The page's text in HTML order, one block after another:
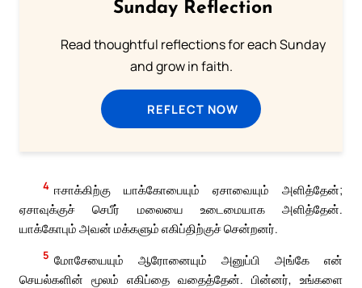
Sunday Reflection
Read thoughtful reflections for each Sunday
and grow in faith.
REFLECT NOW
4 ஈசாக்கிற்கு யாக்கோபையும் ஏசாவையும் அளித்தேன்;
ஏசாவுக்குச் செபீர் மலையை உடைமையாக அளித்தேன்.
யாக்கோபும் அவன் மக்களும் எகிப்திற்குச் சென்றனர்.
5 மோசேயையும் ஆரோனையும் அனுப்பி அங்கே என்
செயல்களின் மூலம் எகிப்தை வதைத்தேன். பின்னர், உங்களை